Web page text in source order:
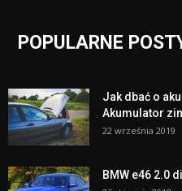
POPULARNE
Jak dbać o
Akumulator
22 września 2019
BMW e46 2.0